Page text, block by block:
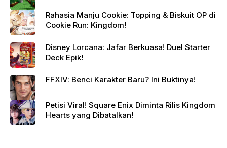
Rahasia Manju Cookie: Topping & Biskuit OP di
Cookie Run: Kingdom!
Disney Lorcana: Jafar Berkuasa! Duel Starter
Deck Epik!
FFXIV: Benci Karakter Baru? Ini Buktinya!
Petisi Viral! Square Enix Diminta Rilis Kingdom
Hearts yang Dibatalkan!